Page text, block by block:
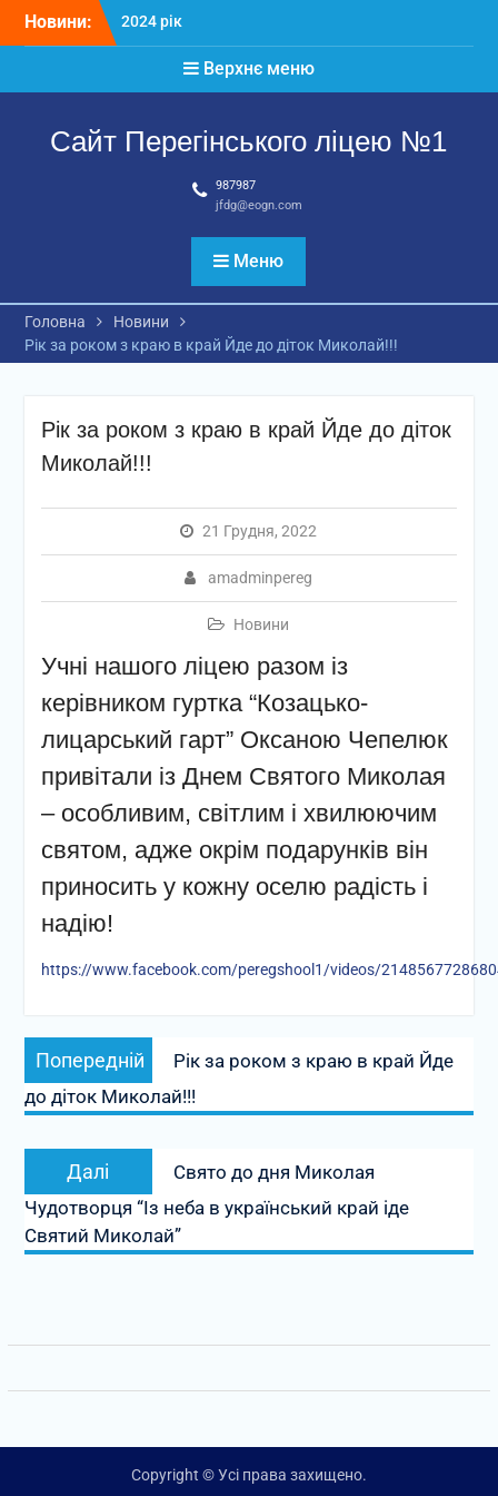
Новини:
2024 рік
Матеріали
Верхнє меню
Сайт Перегінського ліцею №1
987987
jfdg@eogn.com
Меню
Головна
Новини
Рік за роком з краю в край Йде до діток Миколай!!!
Рік за роком з краю в край Йде до діток
Миколай!!!
21 Грудня, 2022
amadminpereg
Новини
Учні нашого ліцею разом із
керівником гуртка “Козацько-
лицарський гарт” Оксаною Чепелюк
привітали із Днем Святого Миколая
– особливим, світлим і хвилюючим
святом, адже окрім подарунків він
приносить у кожну оселю радість і
надію!
https://www.facebook.com/peregshool1/videos/
Навігація
записів
Попередній
Попередній
запис:
Рік за роком з краю в край Йде
до діток Миколай!!!
Далі
запис:
Свято до дня Миколая
Чудотворця “Із неба в український край іде
Святий Миколай”
Copyright © Усі права захищено.